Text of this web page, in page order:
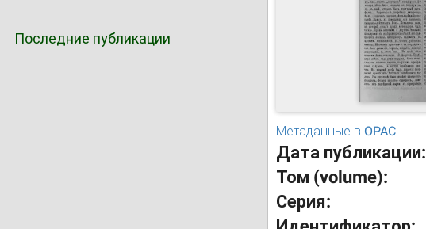
Последние публикации
Метаданные в OPAC
Дата публикации:
Том (volume):
Серия: